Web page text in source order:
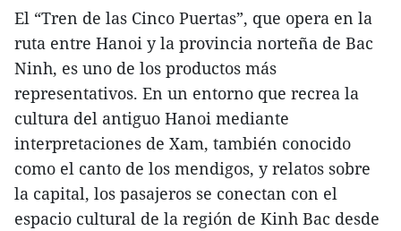
El “Tren de las Cinco Puertas”, que opera en la
ruta entre Hanoi y la provincia norteña de Bac
Ninh, es uno de los productos más
representativos. En un entorno que recrea la
cultura del antiguo Hanoi mediante
interpretaciones de Xam, también conocido
como el canto de los mendigos, y relatos sobre
la capital, los pasajeros se conectan con el
espacio cultural de la región de Kinh Bac desde